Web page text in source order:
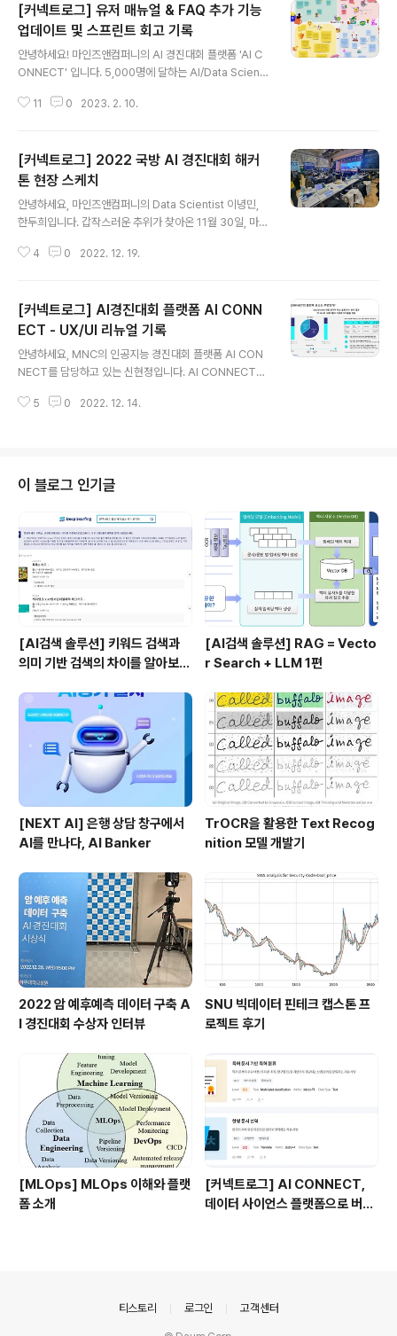
요. 이번 버전 업그레이드를 통해 AI CONNECT가 어떻
게 변했고, 그 변화에는 어떠한 생각이 담겨있었는지 소개
하고자 합니다. 데이터 사이언티스트들로 북적거리는 '커
뮤니티'로 거듭나는 도전 2021년 세상에 첫 공개된 AI C
ONNECT는 이제 국내의 대표적인 AI 경진대회 플랫폼으
로서, 그 인지도와 사업 성과를 빠르게 키워 나가고 있습니
[커넥트로그] 유저 매뉴얼 & FAQ 추가 기능
업데이트 및 스프린트 회고 기록
안녕하세요! 마인즈앤컴퍼니의 AI 경진대회 플랫폼 'AI C
ONNECT' 입니다. 5,000명에 달하는 AI/Data Scienti
요. 바로 유저들이 좀 더 쉽게 경진대회에 참여하고, 최상의
자들은 모두 긴장하고 여러 번 환경을 체크하곤 하는데요.
그 과정에서 GPU 서버 환경 설정부터 모델 개발, 대회 참
여, 결과 제출, 데이터 사용 등 단계단계마다 궁금한 점이
생길 수밖에 없었습니다. 실제로 문의가 굉장히 많았거든
요. 그래서! AI 커넥트 유저들이 AI 커넥트에서는 오직 대
회에서 최고의 성적을 내는 데에만 집중할 수 있도록 이용
11 0 2023. 2. 10.
[커넥트로그] 2022 국방 AI 경진대회 해커
톤 현장 스케치
안녕하세요, 마인즈앤컴퍼니의 Data Scientist 이녕민,
한두희입니다. 갑작스러운 추위가 찾아온 11월 30일, 마인
파도 잊게 만드는 뜨거운 대회가 열렸습니다. 바로 무박2
이 채 안된 지금, 현장에서 '국방 AI'라는 새로운 도전을 지
켜본 이야기를 풀어보려 합니디. MAICON은 군 장병 및
일반인을 대상으로 AI 기술을 활용해 주어진 문제를 해결
하는 경진대회입니다. 군 AI 역량 검증 및 AI 우수 인재를
이번 대회는 대한민국 국방부와 과학기술정보통신..
4 0 2022. 12. 19.
[커넥트로그] AI경진대회 플랫폼 AI CONN
ECT - UX/UI 리뉴얼 기록
안녕하세요, MNC의 인공지능 경진대회 플랫폼 AI CON
NECT를 담당하고 있는 신현정입니다. AI CONNECT의
랫폼의 UX/UI 리뉴얼 기록을 남겨보려 합니다. AI CONN
CONNECT는 10개 이상의 크고 작은 경진대회를 개최했
는데요, 특히 사업화 지원금이 무려 40억 규모에 이르는 2
022년 인공지능 온라인 경진대회를 개최하며 많은 AI/Da
ta 사이언티스트들이 유입되었죠. 이렇게 큰 대회를 치르
고 나니, 우리의 AI CONNECT 플랫폼에 대한 실제 유저
의 목..
5 0 2022. 12. 14.
이 블로그 인기글
[AI검색 솔루션] 키워드 검색과
의미 기반 검색의 차이를 알아보
[AI검색 솔루션] RAG = Vecto
r Search + LLM 1편
[NEXT AI] 은행 상담 창구에서
AI를 만나다, AI Banker
TrOCR을 활용한 Text Recog
nition 모델 개발기
2022 암 예후예측 데이터 구축 A
I 경진대회 수상자 인터뷰
SNU 빅데이터 핀테크 캡스톤 프
로젝트 후기
[MLOps] MLOps 이해와 플랫
폼 소개
[커넥트로그] AI CONNECT,
데이터 사이언스 플랫폼으로 버전
티스토리 로그인 고객센터